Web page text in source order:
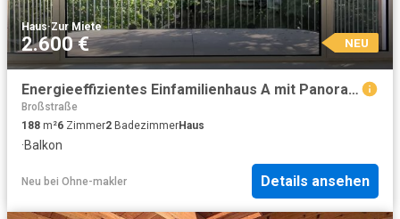
Haus·Zur Miete
2.600 € NEU
Energieeffizientes Einfamilienhaus A mit Panoramablick im Taunus
Broßstraße
188 m²6 Zimmer2 BadezimmerHaus
·Balkon
Neu bei Ohne-makler Details ansehen